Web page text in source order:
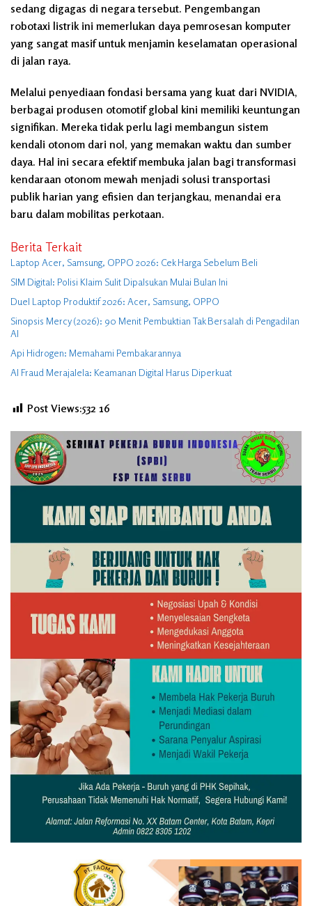
sedang digagas di negara tersebut. Pengembangan
robotaxi listrik ini memerlukan daya pemrosesan komputer
yang sangat masif untuk menjamin keselamatan operasional
di jalan raya.
Melalui penyediaan fondasi bersama yang kuat dari NVIDIA,
berbagai produsen otomotif global kini memiliki keuntungan
signifikan. Mereka tidak perlu lagi membangun sistem
kendali otonom dari nol, yang memakan waktu dan sumber
daya. Hal ini secara efektif membuka jalan bagi transformasi
kendaraan otonom mewah menjadi solusi transportasi
publik harian yang efisien dan terjangkau, menandai era
baru dalam mobilitas perkotaan.
Berita Terkait
Laptop Acer, Samsung, OPPO 2026: Cek Harga Sebelum Beli
SIM Digital: Polisi Klaim Sulit Dipalsukan Mulai Bulan Ini
Duel Laptop Produktif 2026: Acer, Samsung, OPPO
Sinopsis Mercy (2026): 90 Menit Pembuktian Tak Bersalah di Pengadilan
AI
Api Hidrogen: Memahami Pembakarannya
AI Fraud Merajalela: Keamanan Digital Harus Diperkuat
Post Views:532 16